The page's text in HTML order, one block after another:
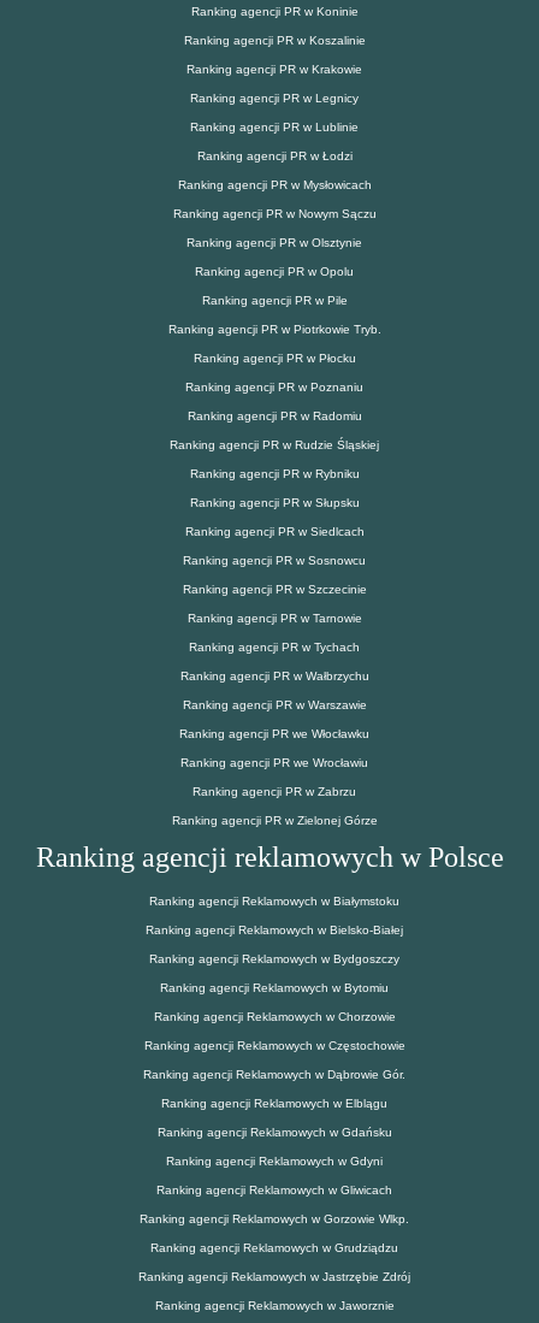
Ranking agencji PR w Koninie
Ranking agencji PR w Koszalinie
Ranking agencji PR w Krakowie
Ranking agencji PR w Legnicy
Ranking agencji PR w Lublinie
Ranking agencji PR w Łodzi
Ranking agencji PR w Mysłowicach
Ranking agencji PR w Nowym Sączu
Ranking agencji PR w Olsztynie
Ranking agencji PR w Opolu
Ranking agencji PR w Pile
Ranking agencji PR w Piotrkowie Tryb.
Ranking agencji PR w Płocku
Ranking agencji PR w Poznaniu
Ranking agencji PR w Radomiu
Ranking agencji PR w Rudzie Śląskiej
Ranking agencji PR w Rybniku
Ranking agencji PR w Słupsku
Ranking agencji PR w Siedlcach
Ranking agencji PR w Sosnowcu
Ranking agencji PR w Szczecinie
Ranking agencji PR w Tarnowie
Ranking agencji PR w Tychach
Ranking agencji PR w Wałbrzychu
Ranking agencji PR w Warszawie
Ranking agencji PR we Włocławku
Ranking agencji PR we Wrocławiu
Ranking agencji PR w Zabrzu
Ranking agencji PR w Zielonej Górze
Ranking agencji reklamowych w Polsce
Ranking agencji Reklamowych w Białymstoku
Ranking agencji Reklamowych w Bielsko-Białej
Ranking agencji Reklamowych w Bydgoszczy
Ranking agencji Reklamowych w Bytomiu
Ranking agencji Reklamowych w Chorzowie
Ranking agencji Reklamowych w Częstochowie
Ranking agencji Reklamowych w Dąbrowie Gór.
Ranking agencji Reklamowych w Elblągu
Ranking agencji Reklamowych w Gdańsku
Ranking agencji Reklamowych w Gdyni
Ranking agencji Reklamowych w Gliwicach
Ranking agencji Reklamowych w Gorzowie Wlkp.
Ranking agencji Reklamowych w Grudziądzu
Ranking agencji Reklamowych w Jastrzębie Zdrój
Ranking agencji Reklamowych w Jaworznie